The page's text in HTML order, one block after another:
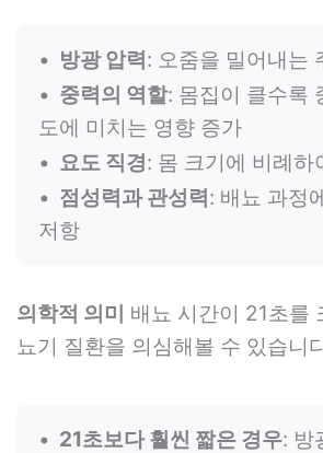
방광 압력 : 오줌을 밀어내는
중력의 역할: 몸집이 클수록
도에 미치는 영향 증가
요도 직경: 몸 크기에 비례하
점성력과 관성력 : 배뇨 과정
저항
의학적 의미 배뇨 시간이 21초를
뇨기 질환을 의심해볼 수 있습니
21초보다 훨씬 짧은 경우: 방